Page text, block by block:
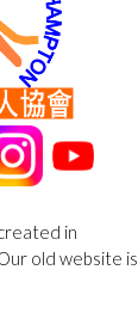
in
old website is